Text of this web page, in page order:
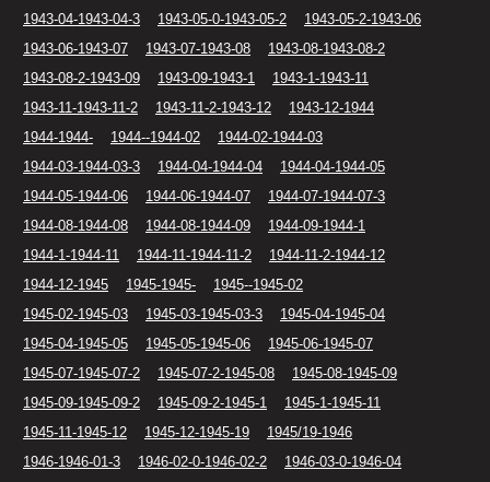
1943-04-1943-04-3
1943-05-0-1943-05-2
1943-05-2-1943-06
1943-06-1943-07
1943-07-1943-08
1943-08-1943-08-2
1943-08-2-1943-09
1943-09-1943-1
1943-1-1943-11
1943-11-1943-11-2
1943-11-2-1943-12
1943-12-1944
1944-1944-
1944--1944-02
1944-02-1944-03
1944-03-1944-03-3
1944-04-1944-04
1944-04-1944-05
1944-05-1944-06
1944-06-1944-07
1944-07-1944-07-3
1944-08-1944-08
1944-08-1944-09
1944-09-1944-1
1944-1-1944-11
1944-11-1944-11-2
1944-11-2-1944-12
1944-12-1945
1945-1945-
1945--1945-02
1945-02-1945-03
1945-03-1945-03-3
1945-04-1945-04
1945-04-1945-05
1945-05-1945-06
1945-06-1945-07
1945-07-1945-07-2
1945-07-2-1945-08
1945-08-1945-09
1945-09-1945-09-2
1945-09-2-1945-1
1945-1-1945-11
1945-11-1945-12
1945-12-1945-19
1945/19-1946
1946-1946-01-3
1946-02-0-1946-02-2
1946-03-0-1946-04